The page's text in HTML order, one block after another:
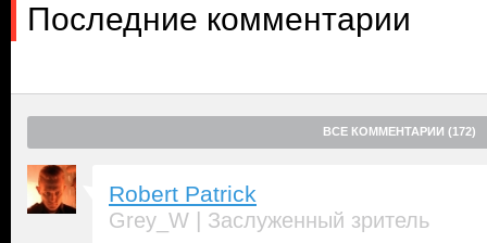
Последние комментарии
ВСЕ КОММЕНТАРИИ (172)
Robert Patrick
Grey_W | Заслуженный зритель